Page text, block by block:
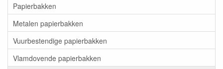
Papierbakken
Metalen papierbakken
Vuurbestendige papierbakken
Vlamdovende papierbakken